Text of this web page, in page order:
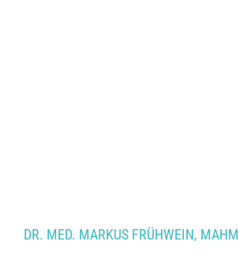
DR. MED. MARKUS FRÜHWEIN, MAHM